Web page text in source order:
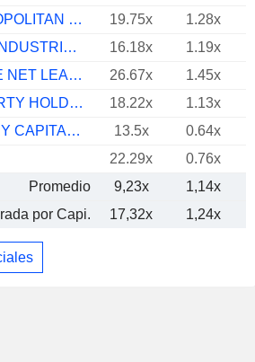
JAPAN METROPOLITAN FUND INVESTMENT CORPORATION
19.75x 1.28x
MAPLETREE INDUSTRIAL TRUST
16.18x
1.19x
BROADSTONE NET LEASE, INC.
26.67x
1.45x
KLCC PROPERTY HOLDINGS
18.22x
1.13x
SHAFTESBURY CAPITAL PLC
13.5x
0.64x
22.29x
0.76x
Promedio
9,23x
1,14x
por Capi.
17,32x 1,24x